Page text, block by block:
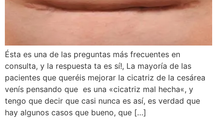
Ésta es una de las preguntas más frecuentes en
consulta, y la respuesta ta es sí!, La mayoría de las
pacientes que queréis mejorar la cicatriz de la cesárea
venís pensando que es una «cicatriz mal hecha«, y
tengo que decir que casi nunca es así, es verdad que
hay algunos casos que bueno, que […]